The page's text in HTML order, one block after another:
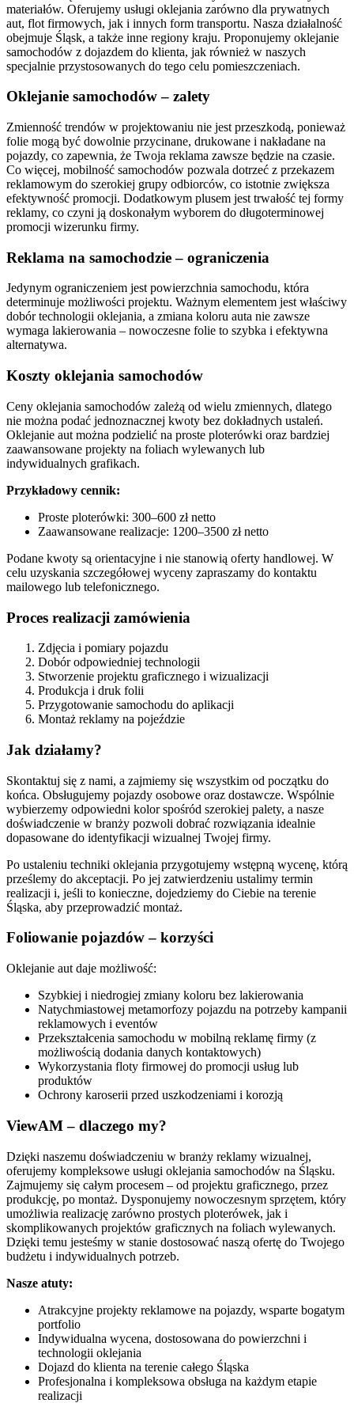
materiałów. Oferujemy usługi oklejania zarówno dla prywatnych
aut, flot firmowych, jak i innych form transportu. Nasza działalność
obejmuje Śląsk, a także inne regiony kraju. Proponujemy oklejanie
samochodów z dojazdem do klienta, jak również w naszych
specjalnie przystosowanych do tego celu pomieszczeniach.
Oklejanie samochodów – zalety
Zmienność trendów w projektowaniu nie jest przeszkodą, ponieważ
folie mogą być dowolnie przycinane, drukowane i nakładane na
pojazdy, co zapewnia, że Twoja reklama zawsze będzie na czasie.
Co więcej, mobilność samochodów pozwala dotrzeć z przekazem
reklamowym do szerokiej grupy odbiorców, co istotnie zwiększa
efektywność promocji. Dodatkowym plusem jest trwałość tej formy
reklamy, co czyni ją doskonałym wyborem do długoterminowej
promocji wizerunku firmy.
Reklama na samochodzie – ograniczenia
Jedynym ograniczeniem jest powierzchnia samochodu, która
determinuje możliwości projektu. Ważnym elementem jest właściwy
dobór technologii oklejania, a zmiana koloru auta nie zawsze
wymaga lakierowania – nowoczesne folie to szybka i efektywna
alternatywa.
Koszty oklejania samochodów
Ceny oklejania samochodów zależą od wielu zmiennych, dlatego
nie można podać jednoznacznej kwoty bez dokładnych ustaleń.
Oklejanie aut można podzielić na proste ploterówki oraz bardziej
zaawansowane projekty na foliach wylewanych lub
indywidualnych grafikach.
Przykładowy cennik:
Proste ploterówki: 300–600 zł netto
Zaawansowane realizacje: 1200–3500 zł netto
Podane kwoty są orientacyjne i nie stanowią oferty handlowej. W
celu uzyskania szczegółowej wyceny zapraszamy do kontaktu
mailowego lub telefonicznego.
Proces realizacji zamówienia
Zdjęcia i pomiary pojazdu
Dobór odpowiedniej technologii
Stworzenie projektu graficznego i wizualizacji
Produkcja i druk folii
Przygotowanie samochodu do aplikacji
Montaż reklamy na pojeździe
Jak działamy?
Skontaktuj się z nami, a zajmiemy się wszystkim od początku do
końca. Obsługujemy pojazdy osobowe oraz dostawcze. Wspólnie
wybierzemy odpowiedni kolor spośród szerokiej palety, a nasze
doświadczenie w branży pozwoli dobrać rozwiązania idealnie
dopasowane do identyfikacji wizualnej Twojej firmy.
Po ustaleniu techniki oklejania przygotujemy wstępną wycenę, którą
prześlemy do akceptacji. Po jej zatwierdzeniu ustalimy termin
realizacji i, jeśli to konieczne, dojedziemy do Ciebie na terenie
Śląska, aby przeprowadzić montaż.
Foliowanie pojazdów – korzyści
Oklejanie aut daje możliwość:
Szybkiej i niedrogiej zmiany koloru bez lakierowania
Natychmiastowej metamorfozy pojazdu na potrzeby kampanii
reklamowych i eventów
Przekształcenia samochodu w mobilną reklamę firmy (z
możliwością dodania danych kontaktowych)
Wykorzystania floty firmowej do promocji usług lub
produktów
Ochrony karoserii przed uszkodzeniami i korozją
ViewAM – dlaczego my?
Dzięki naszemu doświadczeniu w branży reklamy wizualnej,
oferujemy kompleksowe usługi oklejania samochodów na Śląsku.
Zajmujemy się całym procesem – od projektu graficznego, przez
produkcję, po montaż. Dysponujemy nowoczesnym sprzętem, który
umożliwia realizację zarówno prostych ploterówek, jak i
skomplikowanych projektów graficznych na foliach wylewanych.
Dzięki temu jesteśmy w stanie dostosować naszą ofertę do Twojego
budżetu i indywidualnych potrzeb.
Nasze atuty:
Atrakcyjne projekty reklamowe na pojazdy, wsparte bogatym
portfolio
Indywidualna wycena, dostosowana do powierzchni i
technologii oklejania
Dojazd do klienta na terenie całego Śląska
Profesjonalna i kompleksowa obsługa na każdym etapie
realizacji